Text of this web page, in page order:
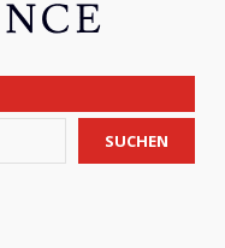
SUCHEN